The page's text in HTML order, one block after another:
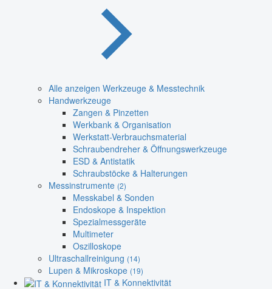
Alle anzeigen Werkzeuge & Messtechnik
Handwerkzeuge
Zangen & Pinzetten
Werkbank & Organisation
Werkstatt-Verbrauchsmaterial
Schraubendreher & Öffnungswerkzeuge
ESD & Antistatik
Schraubstöcke & Halterungen
Messinstrumente (2)
Messkabel & Sonden
Endoskope & Inspektion
Spezialmessgeräte
Multimeter
Oszilloskope
Ultraschallreinigung (14)
Lupen & Mikroskope (19)
IT & Konnektivität